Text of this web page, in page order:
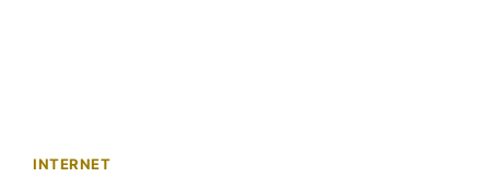
INTERNET